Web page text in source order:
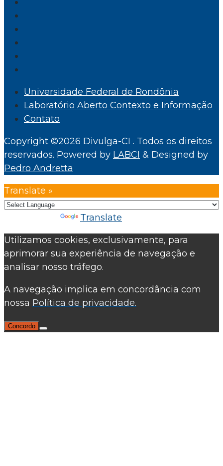
Universidade Federal de Rondônia
Laboratório Aberto Contexto e Informação
Contato
Copyright ©2026 Divulga-CI . Todos os direitos
reservados. Powered by LABCI & Designed by
Pedro Andretta
Translate »
Translate
Utilizamos cookies, exclusivamente, para
aprimorar sua experiência de navegação e
analisar nosso tráfego.
A navegação implica em concordância com
nossa Política de privacidade.
Concordo